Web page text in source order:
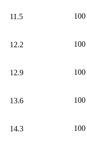
11.5 100
12.2 100
12.9 100
13.6 100
14.3 100